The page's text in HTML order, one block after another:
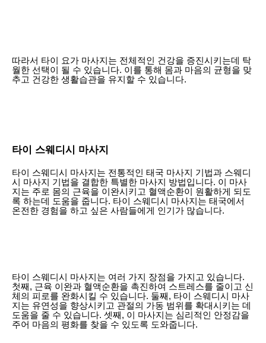
따라서 타이 요가 마사지는 전체적인 건강을 증진시키는데 탁
월한 선택이 될 수 있습니다. 이를 통해 몸과 마음의 균형을 맞
추고 건강한 생활습관을 유지할 수 있습니다.
타이 스웨디시 마사지
타이 스웨디시 마사지는 전통적인 태국 마사지 기법과 스웨디
시 마사지 기법을 결합한 특별한 마사지 방법입니다. 이 마사
지는 주로 몸의 근육을 이완시키고 혈액순환이 원활하게 되도
록 하는데 도움을 줍니다. 타이 스웨디시 마사지는 태국에서
온전한 경험을 하고 싶은 사람들에게 인기가 많습니다.
타이 스웨디시 마사지는 여러 가지 장점을 가지고 있습니다.
첫째, 근육 이완과 혈액순환을 촉진하여 스트레스를 줄이고 신
체의 피로를 완화시킬 수 있습니다. 둘째, 타이 스웨디시 마사
지는 유연성을 향상시키고 관절의 가동 범위를 확대시키는 데
도움을 줄 수 있습니다. 셋째, 이 마사지는 심리적인 안정감을
주어 마음의 평화를 찾을 수 있도록 도와줍니다.